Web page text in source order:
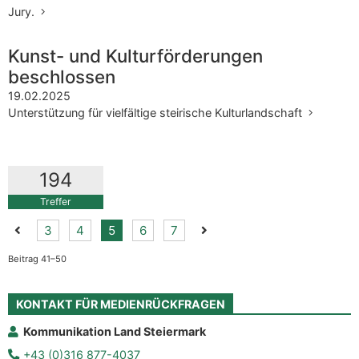
Jury.
Kunst- und Kulturförderungen
beschlossen
19.02.2025
Unterstützung für vielfältige steirische Kulturlandschaft
194
Treffer
Vorherige Seite der Suchergebnisse
3 4 5 6 7 Nächste Seite der
Beitrag 41–50
KONTAKT FÜR MEDIENRÜCKFRAGEN
Kommunikation Land Steiermark
+43 (0)316 877-4037